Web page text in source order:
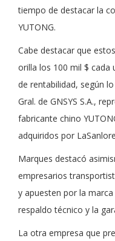
tiempo de destacar la
YUTONG.
Cabe destacar que
orilla los 100 mil $ cada
de rentabilidad, según
Gral. de GNSYS S.A.,
fabricante chino
adquiridos por
Marques destacó
empresarios
y apuesten por la
respaldo técnico y la
La otra empresa que